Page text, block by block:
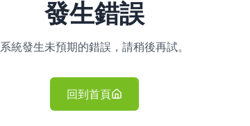
發生錯誤
系統發生未預期的錯誤，請稍後再試。
回到首頁